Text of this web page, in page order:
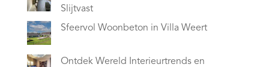
Slijtvast
Sfeervol Woonbeton in Villa Weert
Ontdek Wereld Interieurtrends en